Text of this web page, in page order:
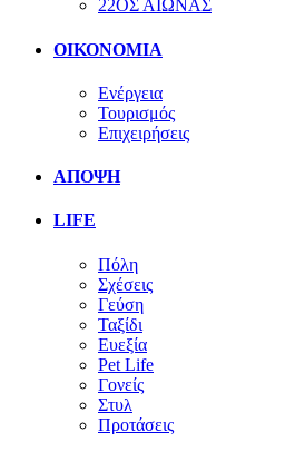
22ΟΣ ΑΙΩΝΑΣ
ΟΙΚΟΝΟΜΙΑ
Ενέργεια
Τουρισμός
Επιχειρήσεις
ΑΠΟΨΗ
LIFE
Πόλη
Σχέσεις
Γεύση
Ταξίδι
Ευεξία
Pet Life
Γονείς
Στυλ
Προτάσεις